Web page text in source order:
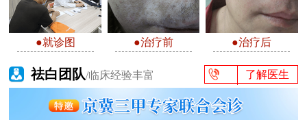
●就诊图 ●治疗前 ●治疗后
祛白团队/临床经验丰富 了解医生